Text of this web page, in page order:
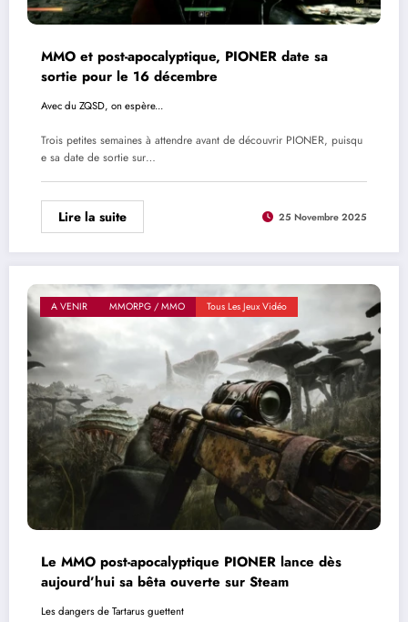
MMO et post-apocalyptique, PIONER date sa
sortie pour le 16 décembre
Avec du ZQSD, on espère...
Trois petites semaines à attendre avant de découvrir PIONER, puisqu
e sa date de sortie sur…
Lire la suite 25 Novembre 2025
A VENIR MMORPG / MMO Tous Les Jeux Vidéo
Le MMO post-apocalyptique PIONER lance dès
aujourd’hui sa bêta ouverte sur Steam
Les dangers de Tartarus guettent